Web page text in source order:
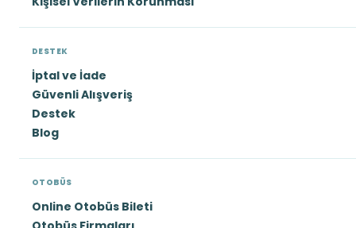
DESTEK
İptal ve İade
Güvenli Alışveriş
Destek
Blog
OTOBÜS
Online Otobüs Bileti